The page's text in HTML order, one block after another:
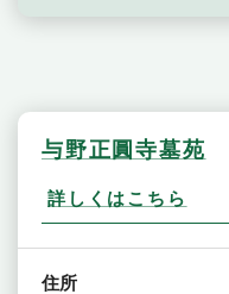
与野正圓寺墓苑
詳しくはこちら
住所